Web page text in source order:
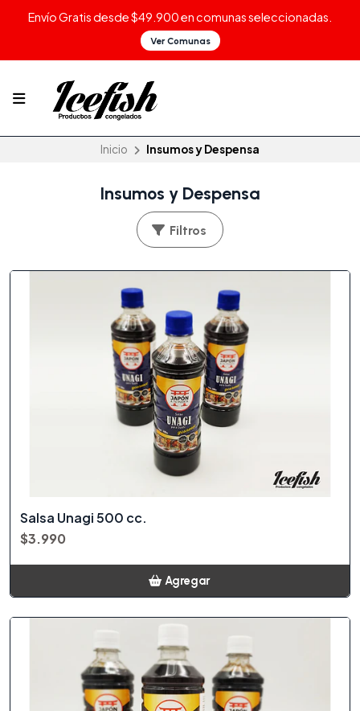
Envío Gratis desde $49.900 en comunas seleccionadas.
Ver Comunas
Inicio Insumos y Despensa
Insumos y Despensa
Filtros
Salsa Unagi 500 cc.
$3.990
Agregar